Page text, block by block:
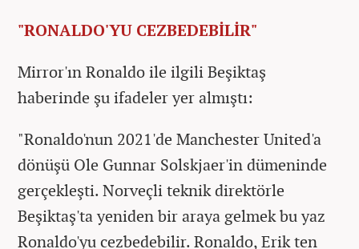
"RONALDO'YU CEZBEDEBİLİR"
Mirror'ın Ronaldo ile ilgili Beşiktaş
haberinde şu ifadeler yer almıştı:
"Ronaldo'nun 2021'de Manchester United'a
dönüşü Ole Gunnar Solskjaer'in dümeninde
gerçekleşti. Norveçli teknik direktörle
Beşiktaş'ta yeniden bir araya gelmek bu yaz
Ronaldo'yu cezbedebilir. Ronaldo, Erik ten